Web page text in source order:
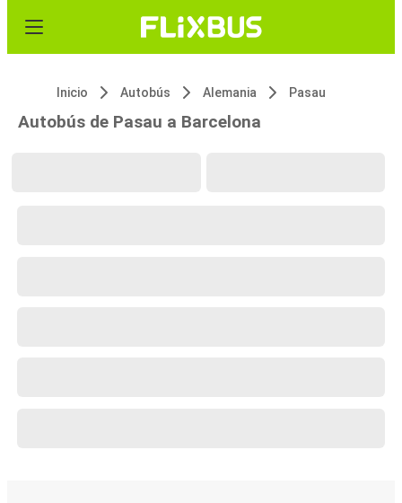
Inicio Autobús Alemania Pasau
Autobús de Pasau a Barcelona